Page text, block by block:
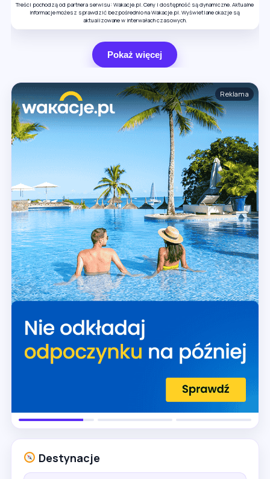
Treści pochodzą od partnera serwisu: Wakacje.pl. Ceny i dostępność są dynamiczne. Aktualne
informacje możesz sprawdzić bezpośrednio na Wakacje.pl. Wyświetlane okazje są
aktualizowane w interwałach czasowych.
Pokaż więcej
Reklama
Destynacje